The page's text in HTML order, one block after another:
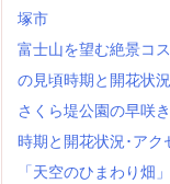
塚市
富士山を望む絶景コ
の見頃時期と開花状
さくら堤公園の早咲
時期と開花状況･ア
「天空のひまわり畑